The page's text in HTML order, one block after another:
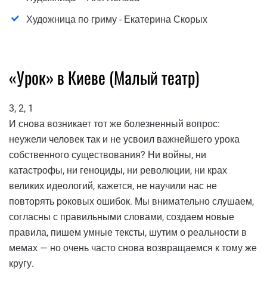
Художница по гриму - Екатерина Скорых
«Урок» в Киеве (Малый театр)
3, 2, 1
И снова возникает тот же болезненный вопрос:
неужели человек так и не усвоил важнейшего урока
собственного существования? Ни войны, ни
катастрофы, ни геноциды, ни революции, ни крах
великих идеологий, кажется, не научили нас не
повторять роковых ошибок. Мы внимательно слушаем,
согласны с правильными словами, создаем новые
правила, пишем умные тексты, шутим о реальности в
мемах — но очень часто снова возвращаемся к тому же
кругу.